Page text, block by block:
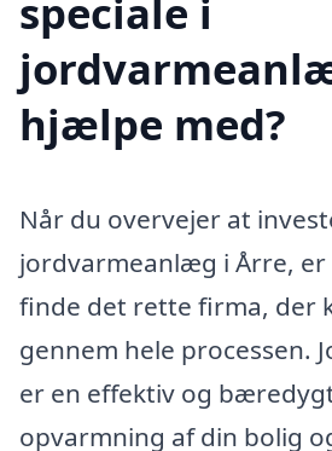
speciale i
hjælpe med?
Når du overvejer at
jordvarmeanlæg i Årre,
finde det rette firma, der
gennem hele processen.
er en effektiv og
opvarmning af din bolig